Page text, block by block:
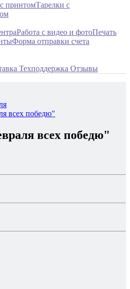
принтомТарелки с
Работа с видео и фотоПечать
Форма отправки счета
Техподдержка Отзывы
всех победю"
всех победю"